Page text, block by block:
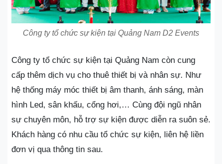
Công ty tổ chức sự kiện tại Quảng Nam D2 Events
Công ty tổ chức sự kiện tại Quảng Nam còn cung
cấp thêm dịch vụ cho thuê thiết bị và nhân sự. Như
hệ thống máy móc thiết bị âm thanh, ánh sáng, màn
hình Led, sân khấu, cổng hơi,… Cùng đội ngũ nhân
sự chuyên môn, hỗ trợ sự kiện được diễn ra suôn sẻ.
Khách hàng có nhu cầu tổ chức sự kiện, liên hệ liền
đơn vị qua thông tin sau.